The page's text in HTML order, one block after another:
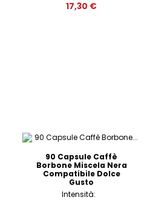
17,30 €
90 Capsule Caffè
Borbone Miscela Nera
Compatibile Dolce
Gusto
Intensità: